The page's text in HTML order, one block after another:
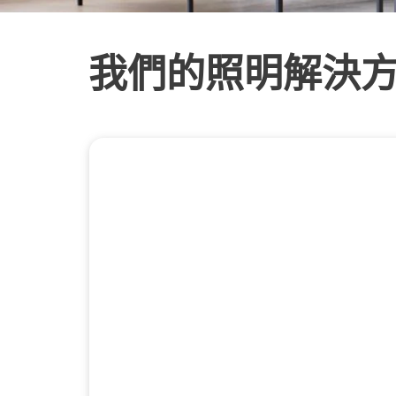
我們的照明解決